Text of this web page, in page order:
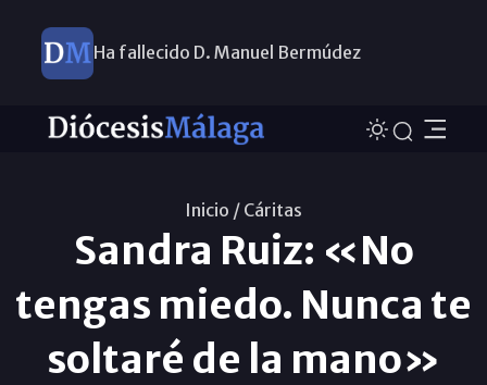
Ha fallecido D. Manuel Bermúdez
Inicio / Cáritas
Sandra Ruiz: «No
tengas miedo. Nunca te
soltaré de la mano»